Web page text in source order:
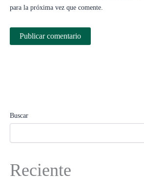
para la próxima vez que comente.
Buscar
Reciente